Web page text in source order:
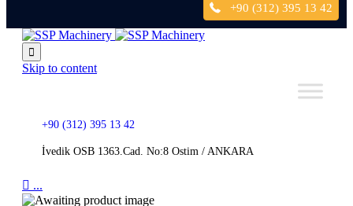
+90 (312) 395 13 42

Skip to content
+90 (312) 395 13 42
İvedik OSB 1363.Cad. No:8 Ostim / ANKARA
 ...